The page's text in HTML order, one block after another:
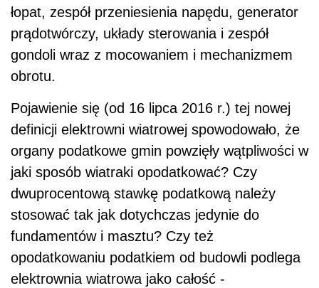
łopat, zespół przeniesienia napędu, generator
prądotwórczy, układy sterowania i zespół
gondoli wraz z mocowaniem i mechanizmem
obrotu.
Pojawienie się (od 16 lipca 2016 r.) tej nowej
definicji elektrowni wiatrowej spowodowało, że
organy podatkowe gmin powzięły wątpliwości w
jaki sposób wiatraki opodatkować? Czy
dwuprocentową stawkę podatkową należy
stosować tak jak dotychczas jedynie do
fundamentów i masztu? Czy też
opodatkowaniu podatkiem od budowli podlega
elektrownia wiatrowa jako całość -